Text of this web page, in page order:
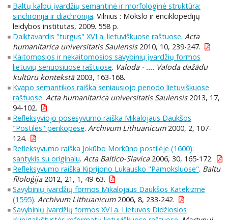
Baltų kalbų įvardžių semantinė ir morfologinė struktūra:
sinchronija ir diachronija. Vilnius : Mokslo ir enciklopedijų
leidybos institutas, 2009. 558 p.
Daiktavardis "turgus" XVI a. lietuviškuose raštuose. Acta
humanitarica universitatis Saulensis2010, 10, 239-247.
Kaitomosios ir nekaitomosios savybinių įvardžių formos
lietuvių senuosiuose raštuose. Valoda - .... Valoda dažādu
kultūru kontekstā2003, 163-168.
Kvapo semantikos raiška seniausiojo periodo lietuviškuose
raštuose. Acta humanitarica universitatis Saulensis2013, 17,
94-102.
Refleksyviojo posesyvumo raiška Mikalojaus Daukšos
"Postilės" perikopėse. Archivum Lithuanicum2000, 2, 107-
124.
Refleksyvumo raiška Jokūbo Morkūno postilėje (1600):
santykis su originalu. Acta Baltico-Slavica2006, 30, 165-172.
Refleksyvumo raiška Kiprijono Lukausko "Pamoksluose". Baltu
filoloģija2012, 21, 1, 49-63.
Savybinių įvardžių formos Mikalojaus Daukšos Katekizme
(1595). Archivum Lithuanicum2006, 8, 233-242.
Savybinių įvardžių formos XVI a. Lietuvos Didžiosios